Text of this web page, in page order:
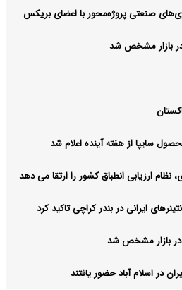
صنعتی پروژه‌محور با اعضای بریکس
سایپا از هفته آینده اعلام شد
نظام ارزیابی انطباق کشور را ارتقا می‌ دهد
ایرانی در بندر کراچی تاکید کرد